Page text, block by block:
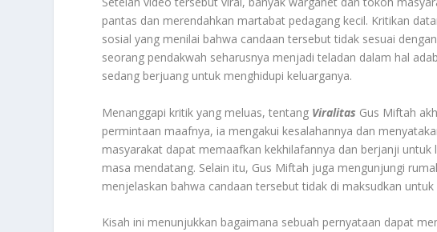
pantas dan merendahkan martabat pedagang kecil. Kritikan
sosial yang menilai bahwa candaan tersebut tidak sesuai
seorang pendakwah seharusnya menjadi teladan dalam hal
sedang berjuang untuk menghidupi keluarganya.
Menanggapi kritik yang meluas, tentang Viralitas Gus Miftah
permintaan maafnya, ia mengakui kesalahannya dan
masyarakat dapat memaafkan kekhilafannya dan berjanji
masa mendatang. Selain itu, Gus Miftah juga mengunjungi
menjelaskan bahwa candaan tersebut tidak di maksudkan untuk
Kisah ini menunjukkan bagaimana sebuah pernyataan dapat